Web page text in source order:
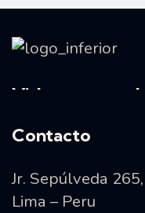
Vida consagrada
Contacto
Jr. Sepúlveda
Lima – Peru